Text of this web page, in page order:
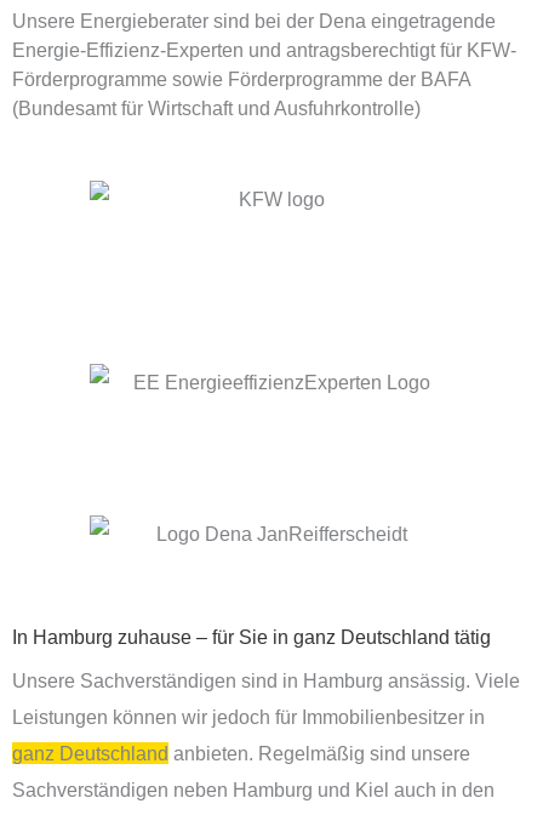
Unsere Energieberater sind bei der Dena eingetragende
Energie-Effizienz-Experten und antragsberechtigt für KFW-
Förderprogramme sowie Förderprogramme der BAFA
(Bundesamt für Wirtschaft und Ausfuhrkontrolle)
In Hamburg zuhause – für Sie in ganz Deutschland tätig
Unsere Sachverständigen sind in Hamburg ansässig. Viele
Leistungen können wir jedoch für Immobilienbesitzer in
ganz Deutschland anbieten. Regelmäßig sind unsere
Sachverständigen neben Hamburg und Kiel auch in den